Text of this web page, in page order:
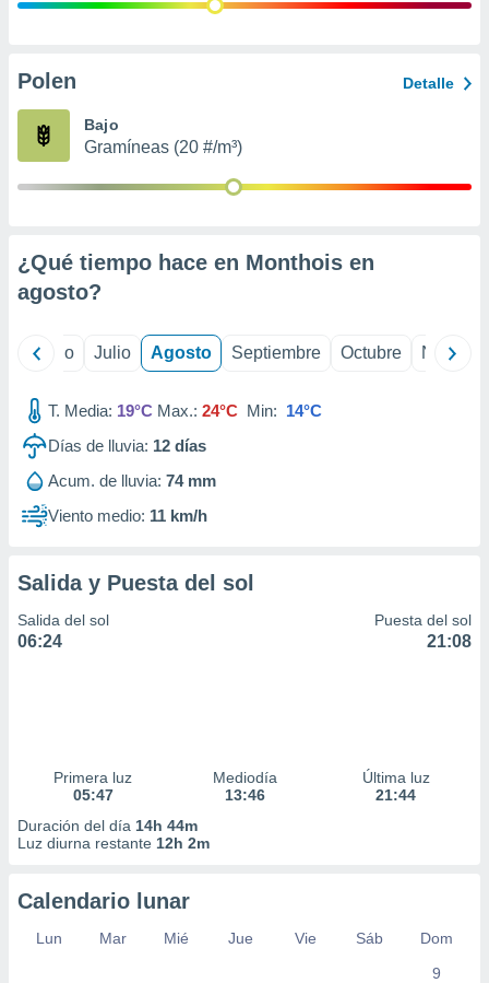
publicidad
de
Polen Detalle
Bajo
Gramíneas (20 #/m³)
¿Qué tiempo hace en Monthois en
agosto?
Junio Julio Agosto Septiembre Octubre
T. Media: 19°C Max.: 24°C Min: 14°C
Días de lluvia: 12 días
Acum. de lluvia: 74 mm
Viento medio: 11 km/h
Salida y Puesta del sol
Salida del sol
06:24
Puesta del sol
21:08
Primera luz
05:47
Mediodía
13:46
Última luz
21:44
Duración del día 14h 44m
Luz diurna restante 12h 2m
Calendario lunar
Lun Mar Mié Jue Vie Sáb
Dom
9